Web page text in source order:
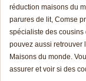
réduction maisons du
parures de lit, Comse
spécialiste des
pouvez aussi retrouver
Maisons du monde.
assurer et voir si des